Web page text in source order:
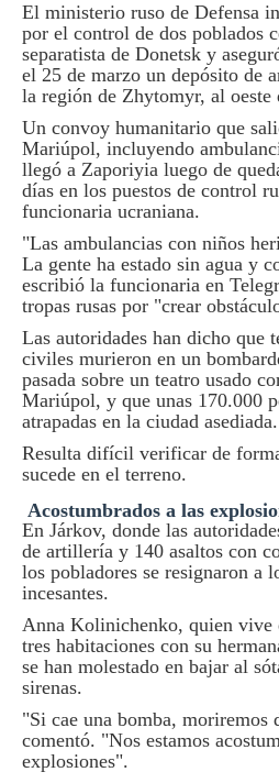
El ministerio ruso de Defensa
por el control de dos poblados
separatista de Donetsk y
el 25 de marzo un depósito de
la región de Zhytomyr, al oeste
Un convoy humanitario que
Mariúpol, incluyendo
llegó a Zaporiyia luego de
días en los puestos de control
funcionaria ucraniana.
"Las ambulancias con niños
La gente ha estado sin agua y
escribió la funcionaria en
tropas rusas por "crear
Las autoridades han dicho que
civiles murieron en un
pasada sobre un teatro usado
Mariúpol, y que unas 170.000
atrapadas en la ciudad asediada.
Resulta difícil verificar de
sucede en el terreno.
Acostumbrados a las
En Járkov, donde las
de artillería y 140 asaltos con
los pobladores se resignaron a
incesantes.
Anna Kolinichenko, quien vive
tres habitaciones con su
se han molestado en bajar al
sirenas.
"Si cae una bomba, moriremos
comentó. "Nos estamos
explosiones".